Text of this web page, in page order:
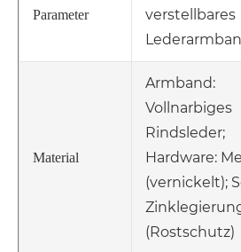
Parameter
verstellbares
Material
Armband:
Vollnarbiges
Rindsleder;
Hardware:
(vernickelt);
(Rostschutz)